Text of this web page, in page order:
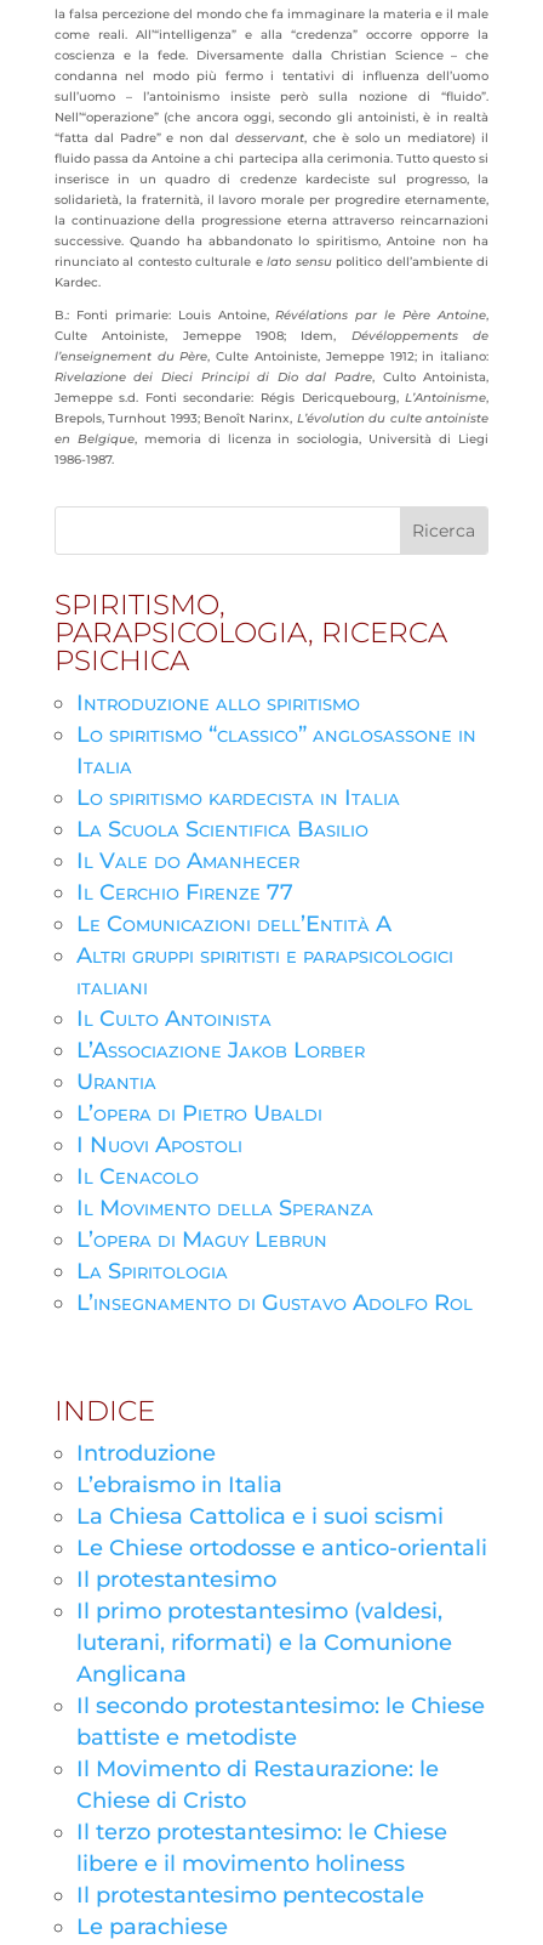
la falsa percezione del mondo che fa immaginare la materia e il male
come reali. All’“intelligenza” e alla “credenza” occorre opporre la
coscienza e la fede. Diversamente dalla Christian Science – che
condanna nel modo più fermo i tentativi di influenza dell’uomo
sull’uomo – l’antoinismo insiste però sulla nozione di “fluido”.
Nell’“operazione” (che ancora oggi, secondo gli antoinisti, è in realtà
“fatta dal Padre” e non dal desservant, che è solo un mediatore) il
fluido passa da Antoine a chi partecipa alla cerimonia. Tutto questo si
inserisce in un quadro di credenze kardeciste sul progresso, la
solidarietà, la fraternità, il lavoro morale per progredire eternamente,
la continuazione della progressione eterna attraverso reincarnazioni
successive. Quando ha abbandonato lo spiritismo, Antoine non ha
rinunciato al contesto culturale elato sensupolitico dell’ambiente di
Kardec.
B.: Fonti primarie: Louis Antoine,Révélations par le Père Antoine,
Culte Antoiniste, Jemeppe 1908; Idem, Dévéloppements de
l’enseignement du Père, Culte Antoiniste, Jemeppe 1912; in italiano:
Rivelazione dei Dieci Principi di Dio dal Padre, Culto Antoinista,
Jemeppe s.d. Fonti secondarie: Régis Dericquebourg,L’Antoinisme,
Brepols, Turnhout 1993; Benoît Narinx, L’évolution du culte antoiniste
en Belgique, memoria di licenza in sociologia, Università di Liegi
1986-1987.
SPIRITISMO,
PARAPSICOLOGIA, RICERCA
PSICHICA
Introduzione allo spiritismo
Lo spiritismo “classico” anglosassone in
Italia
Lo spiritismo kardecista in Italia
La Scuola Scientifica Basilio
Il Vale do Amanhecer
Il Cerchio Firenze 77
Le Comunicazioni dell’Entità A
Altri gruppi spiritisti e parapsicologici
italiani
Il Culto Antoinista
L’Associazione Jakob Lorber
Urantia
L’opera di Pietro Ubaldi
I Nuovi Apostoli
Il Cenacolo
Il Movimento della Speranza
L’opera di Maguy Lebrun
La Spiritologia
L’insegnamento di Gustavo Adolfo Rol
INDICE
Introduzione
L’ebraismo in Italia
La Chiesa Cattolica e i suoi scismi
Le Chiese ortodosse e antico-orientali
Il protestantesimo
Il primo protestantesimo (valdesi,
luterani, riformati) e la Comunione
Anglicana
Il secondo protestantesimo: le Chiese
battiste e metodiste
Il Movimento di Restaurazione: le
Chiese di Cristo
Il terzo protestantesimo: le Chiese
libere e il movimento holiness
Il protestantesimo pentecostale
Le parachiese